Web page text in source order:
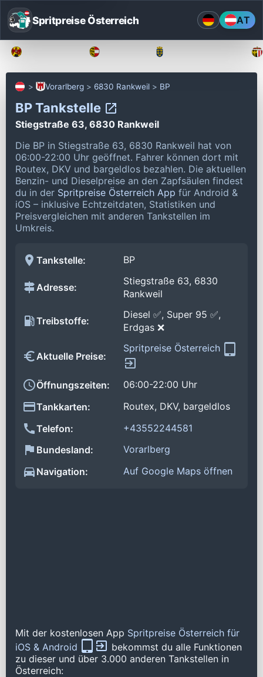
Spritpreise Österreich AT
Vorarlberg 6830 Rankweil BP
BP Tankstelle
Stiegstraße 63, 6830 Rankweil
Die BP in Stiegstraße 63, 6830 Rankweil hat von
06:00-22:00 Uhr geöffnet. Fahrer können dort mit
Routex, DKV und bargeldlos bezahlen. Die aktuellen
Benzin- und Dieselpreise an den Zapfsäulen findest
du in der Spritpreise Österreich App für Android &
iOS – inklusive Echtzeitdaten, Statistiken und
Preisvergleichen mit anderen Tankstellen im
Umkreis.
Tankstelle: BP
Adresse:
Stiegstraße 63, 6830
Rankweil
Treibstoffe:
Diesel ✅, Super 95 ✅,
Erdgas ❌
Aktuelle Preise:
Spritpreise Österreich
Öffnungszeiten:
06:00-22:00 Uhr
Tankkarten:
Routex, DKV, bargeldlos
Telefon:
+43552244581
Bundesland:
Vorarlberg
Navigation:
Auf Google Maps öffnen
Mit der kostenlosen App Spritpreise Österreich für
iOS & Android
bekommst du alle Funktionen
zu dieser und über 3.000 anderen Tankstellen in
Österreich: